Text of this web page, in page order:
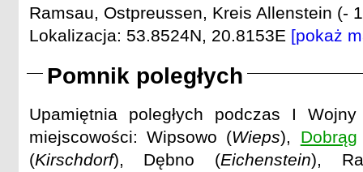
Ramsau, Ostpreussen, Kreis Allenstein (-
Lokalizacja: 53.8524N, 20.8153E [pokaż
Pomnik poległych
Upamiętnia poległych podczas I
miejscowości: Wipsowo (Wieps), Dobrąg
(Kirschdorf), Dębno (Eichenstein),